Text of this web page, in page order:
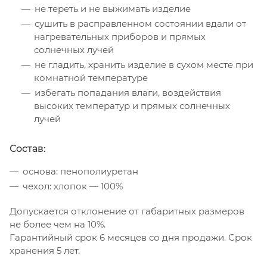
не тереть и не выжимать изделие
сушить в расправленном состоянии вдали от
нагревательных приборов и прямых
солнечных лучей
не гладить, хранить изделие в сухом месте при
комнатной температуре
избегать попадания влаги, воздействия
высоких температур и прямых солнечных
лучей
Состав:
основа: пенополиуретан
чехол: хлопок — 100%
Допускается отклонение от габаритных размеров
не более чем на 10%.
Гарантийный срок 6 месяцев со дня продажи. Срок
хранения 5 лет.